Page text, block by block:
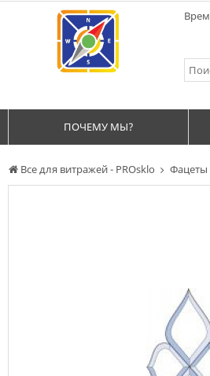
Все для витражей - PROsklo Фацеты
ПОЧЕМУ МЫ?